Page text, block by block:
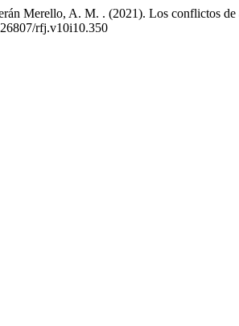
Merello, A. M. . (2021). Los conflictos
rfj.v10i10.350